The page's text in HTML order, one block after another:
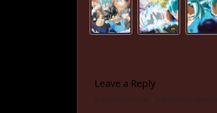
Leave a Reply
Subscribe to Posts Subscribe to